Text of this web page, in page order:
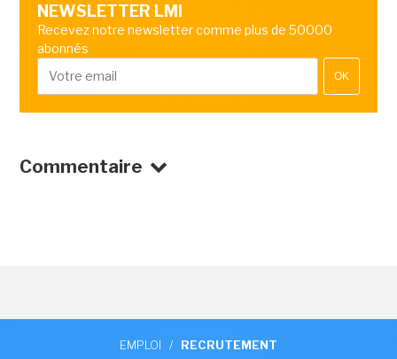
NEWSLETTER LMI
Recevez notre newsletter comme plus de 50000
abonnés
OK
Commentaire
EMPLOI / RECRUTEMENT